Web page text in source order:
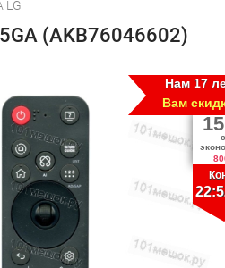
LG
(AKB76046602)
Нам 17
Вам
15